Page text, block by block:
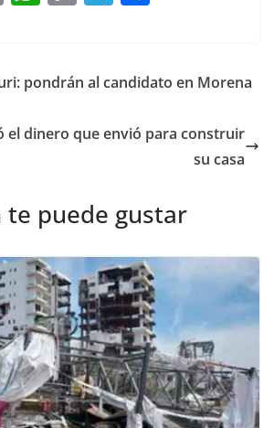
l s
p
y
n
gr
m
e
pondrán al candidato en Morena
el dinero que envió para construir
su casa
te puede gustar